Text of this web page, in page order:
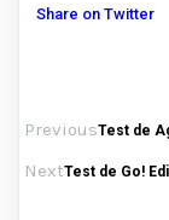
Share on Twitter
PreviousTest de
NextTest de Go!